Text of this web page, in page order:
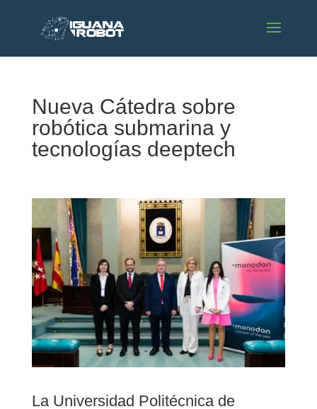
Nueva Cátedra sobre
robótica submarina y
tecnologías deeptech
La Universidad Politécnica de